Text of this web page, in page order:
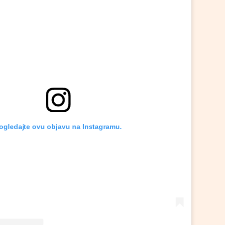
ovu objavu na Instagramu.